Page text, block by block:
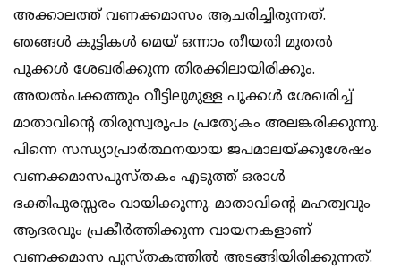
അക്കാലത്ത് വണക്കമാസം ആചരിച്ചിരുന്നത്.
ഞങ്ങള്‍ കുട്ടികള്‍ മെയ് ഒന്നാം തീയതി മുതല്‍
പൂക്കള്‍ ശേഖരിക്കുന്ന തിരക്കിലായിരിക്കും.
അയല്‍പക്കത്തും വീട്ടിലുമുള്ള പൂക്കള്‍ ശേഖരിച്ച്
മാതാവിന്റെ തിരുസ്വരൂപം പ്രത്യേകം അലങ്കരിക്കുന്നു.
പിന്നെ സന്ധ്യാപ്രാര്‍ത്ഥനയായ ജപമാലയ്ക്കുശേഷം
വണക്കമാസപുസ്തകം എടുത്ത് ഒരാള്‍
ഭക്തിപുരസ്സരം വായിക്കുന്നു. മാതാവിന്റെ മഹത്വവും
ആദരവും പ്രകീര്‍ത്തിക്കുന്ന വായനകളാണ്
വണക്കമാസ പുസ്തകത്തില്‍ അടങ്ങിയിരിക്കുന്നത്.